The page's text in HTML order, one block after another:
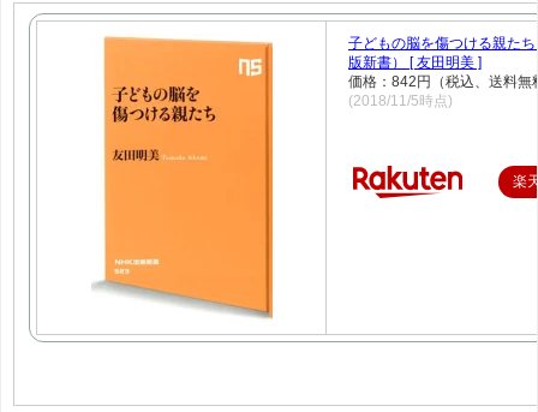
子どもの脳を傷つける親た
版新書） [ 友田明美 ]
価格：842円（税込、送料無
(2018/11/5時点)
楽